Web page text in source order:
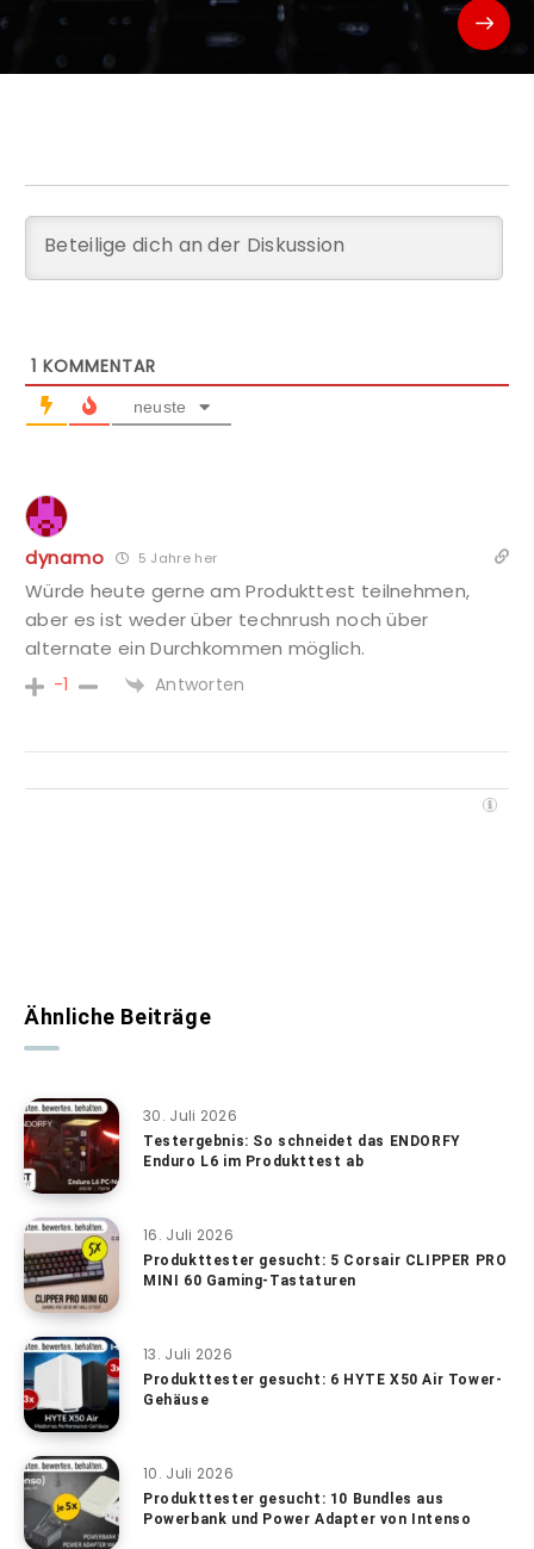
1 KOMMENTAR
neuste
dynamo 5 Jahre her
Würde heute gerne am Produkttest teilnehmen,
aber es ist weder über technrush noch über
alternate ein Durchkommen möglich.
-1 Antworten
Ähnliche Beiträge
30. Juli 2026
Testergebnis: So schneidet das ENDORFY
Enduro L6 im Produkttest ab
16. Juli 2026
Produkttester gesucht: 5 Corsair CLIPPER PRO
MINI 60 Gaming-Tastaturen
13. Juli 2026
Produkttester gesucht: 6 HYTE X50 Air Tower-
Gehäuse
10. Juli 2026
Produkttester gesucht: 10 Bundles aus
Powerbank und Power Adapter von Intenso